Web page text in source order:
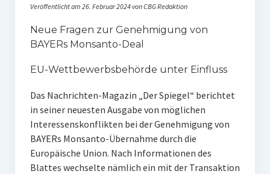
SPENDEN
Veröffentlicht am 26. Februar 2024 von CBG Redaktion
Neue Fragen zur Genehmigung von
BAYERs Monsanto-Deal
EU-Wettbewerbsbehörde unter Einfluss
Das Nachrichten-Magazin „Der Spiegel“ berichtet
in seiner neuesten Ausgabe von möglichen
Interessenskonflikten bei der Genehmigung von
BAYERs Monsanto-Übernahme durch die
Europäische Union. Nach Informationen des
Blattes wechselte nämlich ein mit der Transaktion